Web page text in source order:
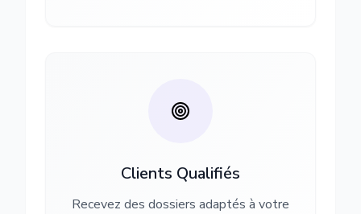
Clients Qualifiés
Recevez des dossiers adaptés à votre